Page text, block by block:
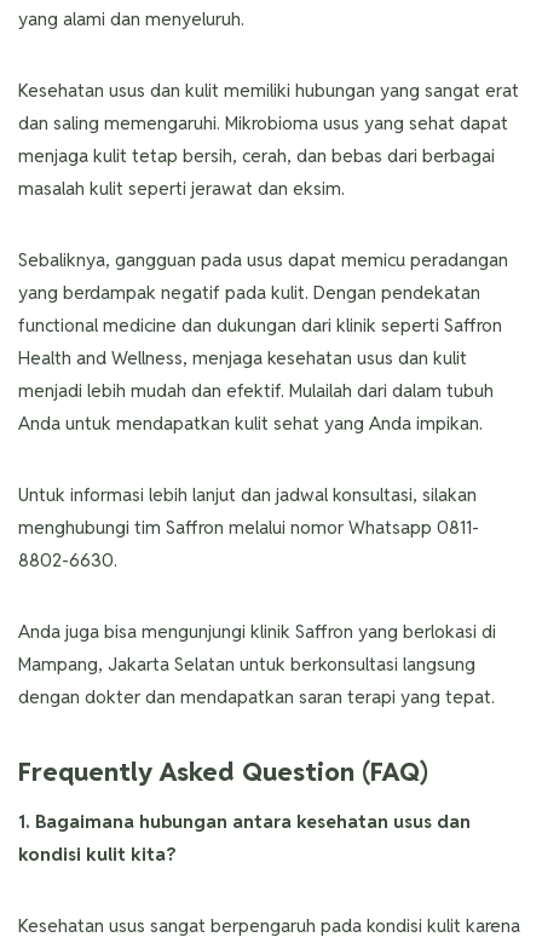
yang alami dan menyeluruh.
Kesehatan usus dan kulit memiliki hubungan yang sangat erat
dan saling memengaruhi. Mikrobioma usus yang sehat dapat
menjaga kulit tetap bersih, cerah, dan bebas dari berbagai
masalah kulit seperti jerawat dan eksim.
Sebaliknya, gangguan pada usus dapat memicu peradangan
yang berdampak negatif pada kulit. Dengan pendekatan
functional medicine dan dukungan dari klinik seperti Saffron
Health and Wellness, menjaga kesehatan usus dan kulit
menjadi lebih mudah dan efektif. Mulailah dari dalam tubuh
Anda untuk mendapatkan kulit sehat yang Anda impikan.
Untuk informasi lebih lanjut dan jadwal konsultasi, silakan
menghubungi tim Saffron melalui nomor Whatsapp 0811-
8802-6630.
Anda juga bisa mengunjungi klinik Saffron yang berlokasi di
Mampang, Jakarta Selatan untuk berkonsultasi langsung
dengan dokter dan mendapatkan saran terapi yang tepat.
Frequently Asked Question (FAQ)
1. Bagaimana hubungan antara kesehatan usus dan
kondisi kulit kita?
Kesehatan usus sangat berpengaruh pada kondisi kulit karena